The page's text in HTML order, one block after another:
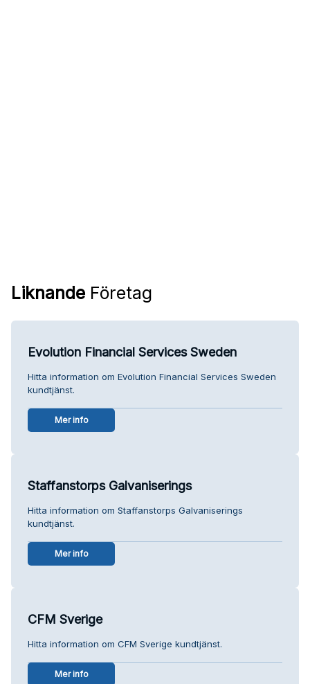
Liknande Företag
Evolution Financial Services Sweden
Hitta information om Evolution Financial Services Sweden
kundtjänst.
Mer info
Staffanstorps Galvaniserings
Hitta information om Staffanstorps Galvaniserings
kundtjänst.
Mer info
CFM Sverige
Hitta information om CFM Sverige kundtjänst.
Mer info